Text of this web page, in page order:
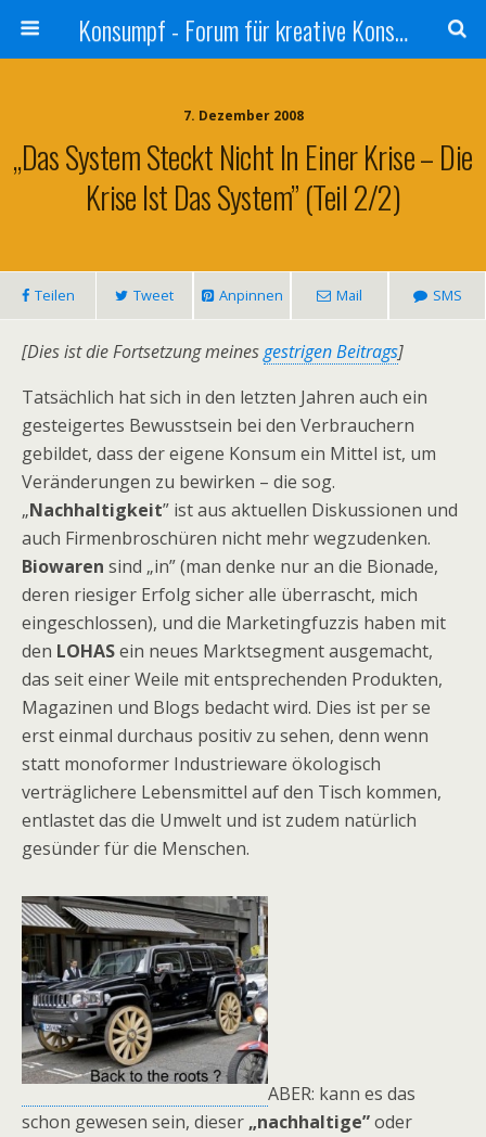
Konsumpf - Forum für kreative Konsumkritik - Culture Jamming, Nachhaltigkeit, Konzernkritik, Adbusting
7. Dezember 2008
„Das System Steckt Nicht In Einer Krise – Die
Krise Ist Das System” (Teil 2/2)
Teilen Tweet Anpinnen Mail SMS
[Dies ist die Fortsetzung meinesgestrigen Beitrags]
Tatsächlich hat sich in den letzten Jahren auch ein
gesteigertes Bewusstsein bei den Verbrauchern
gebildet, dass der eigene Konsum ein Mittel ist, um
Veränderungen zu bewirken – die sog.
„Nachhaltigkeit” ist aus aktuellen Diskussionen und
auch Firmenbroschüren nicht mehr wegzudenken.
Biowaren sind „in” (man denke nur an die Bionade,
deren riesiger Erfolg sicher alle überrascht, mich
eingeschlossen), und die Marketingfuzzis haben mit
den LOHASein neues Marktsegment ausgemacht,
das seit einer Weile mit entsprechenden Produkten,
Magazinen und Blogs bedacht wird. Dies ist per se
erst einmal durchaus positiv zu sehen, denn wenn
statt monoformer Industrieware ökologisch
verträglichere Lebensmittel auf den Tisch kommen,
entlastet das die Umwelt und ist zudem natürlich
gesünder für die Menschen.
ABER: kann es das
schon gewesen sein, dieser „nachhaltige”oder